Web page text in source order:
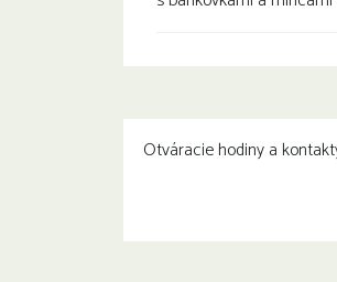
Otváracie hodiny a